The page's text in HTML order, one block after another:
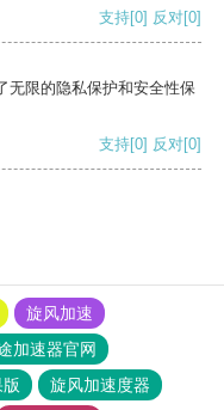
支持[0] 反对[0]
无限的隐私保护和安全性保
支持[0] 反对[0]
旋风加速
加速器官网
旋风加速度器